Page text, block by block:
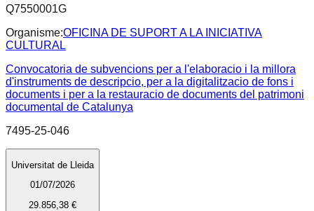
Q7550001G
Organisme:OFICINA DE SUPORT A LA INICIATIVA
CULTURAL
Convocatoria de subvencions per a l'elaboracio i la millora
d'instruments de descripcio, per a la digitalitzacio de fons i
documents i per a la restauracio de documents del patrimoni
documental de Catalunya
7495-25-046
Universitat de Lleida
01/07/2026
29.856,38 €